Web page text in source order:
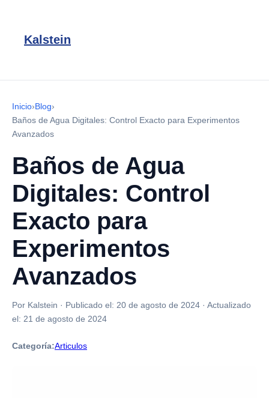
Kalstein
Inicio›Blog›
Baños de Agua Digitales: Control Exacto para Experimentos
Avanzados
Baños de Agua
Digitales: Control
Exacto para
Experimentos
Avanzados
Por Kalstein · Publicado el: 20 de agosto de 2024 · Actualizado
el: 21 de agosto de 2024
Categoría:Articulos